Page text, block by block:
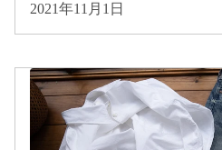
2021年11月1日